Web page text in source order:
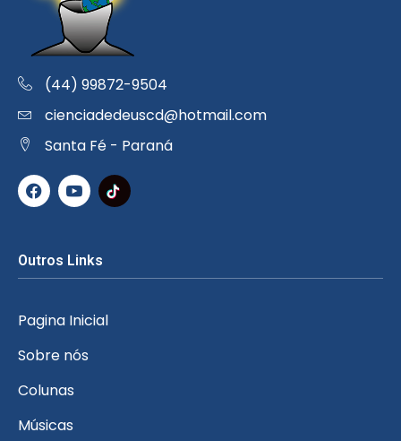
(44) 99872-9504
cienciadedeuscd@hotmail.com
Santa Fé - Paraná
Outros Links
Pagina Inicial
Sobre nós
Colunas
Músicas